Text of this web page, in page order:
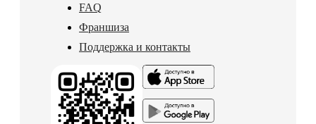
FAQ
Франшиза
Поддержка и контакты